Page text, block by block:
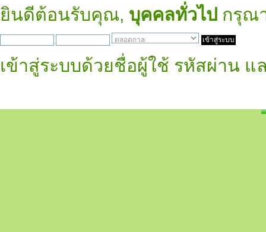
ยินดีต้อนรับคุณ, บุคคลทั่วไป กรุณ
เข้าสู่ระบบด้วยชื่อผู้ใช้ รหัสผ่าน แ